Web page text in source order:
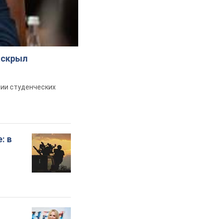
студенческих
в